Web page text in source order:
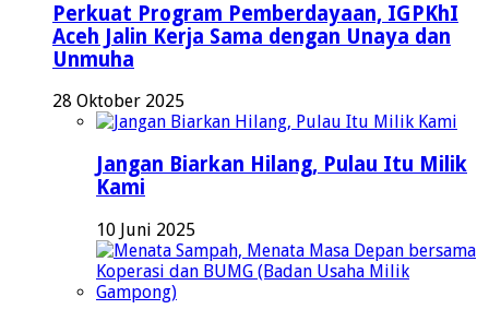
Perkuat Program Pemberdayaan, IGPKhI
Aceh Jalin Kerja Sama dengan Unaya dan
Unmuha
28 Oktober 2025
Jangan Biarkan Hilang, Pulau Itu Milik
Kami
10 Juni 2025